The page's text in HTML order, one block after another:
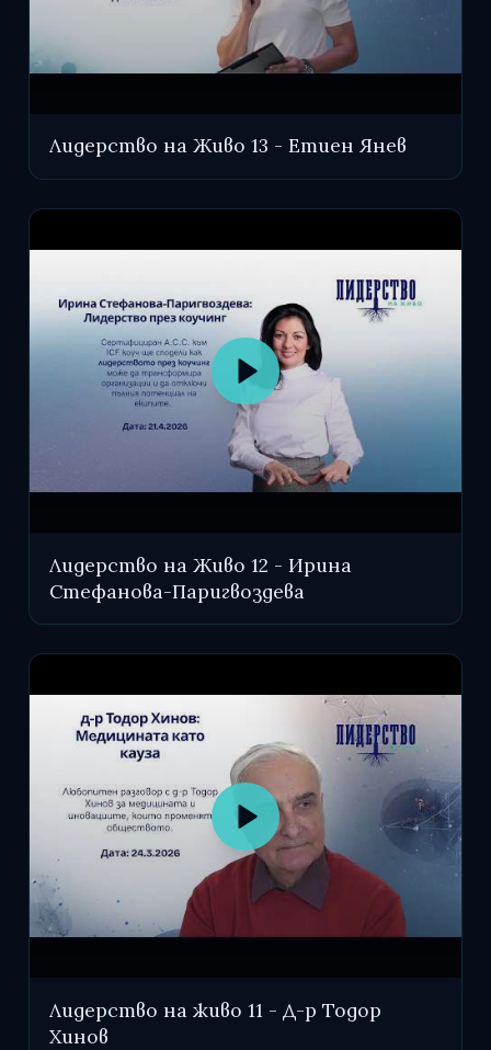
Лидерство на Живо 13 - Етиен Янев
Лидерство на Живо 12 - Ирина
Стефанова-Паригвоздева
Лидерство на живо 11 - Д-р Тодор
Хинов